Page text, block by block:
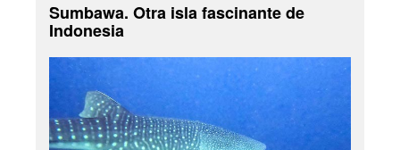
Sumbawa. Otra isla fascinante de
Indonesia